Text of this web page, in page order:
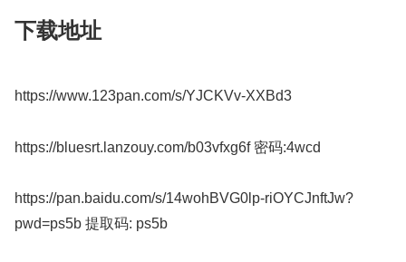
下载地址
https://www.123pan.com/s/YJCKVv-XXBd3
https://bluesrt.lanzouy.com/b03vfxg6f 密码:4wcd
https://pan.baidu.com/s/14wohBVG0lp-riOYCJnftJw?
pwd=ps5b 提取码: ps5b